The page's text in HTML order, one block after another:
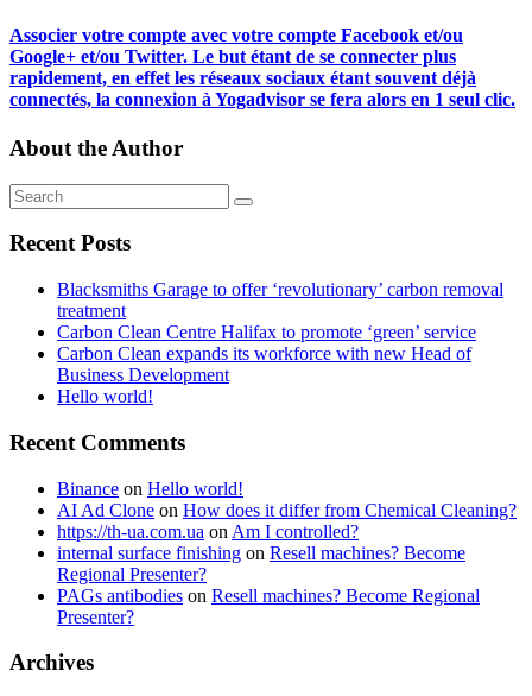
Associer votre compte avec votre compte Facebook et/ou
Google+ et/ou Twitter. Le but étant de se connecter plus
rapidement, en effet les réseaux sociaux étant souvent déjà
connectés, la connexion à Yogadvisor se fera alors en 1 seul clic.
About the Author
Recent Posts
Blacksmiths Garage to offer ‘revolutionary’ carbon removal
treatment
Carbon Clean Centre Halifax to promote ‘green’ service
Carbon Clean expands its workforce with new Head of
Business Development
Hello world!
Recent Comments
Binance on Hello world!
AI Ad Clone on How does it differ from Chemical Cleaning?
https://th-ua.com.ua on Am I controlled?
internal surface finishing on Resell machines? Become
Regional Presenter?
PAGs antibodies on Resell machines? Become Regional
Presenter?
Archives